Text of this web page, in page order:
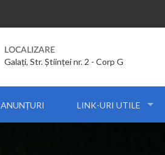
LOCALIZARE
Galați, Str. Științei nr. 2 - Corp G
ANUNȚURI LINK-URI UTILE